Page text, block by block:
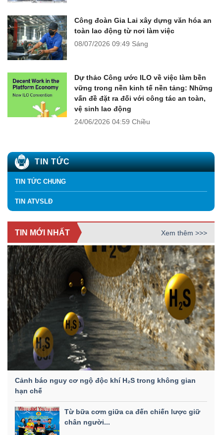
Công đoàn Gia Lai xây dựng văn hóa an
toàn lao động từ nơi làm việc
08/07/2026 09:49 Sáng
Dự thảo Công ước ILO về việc làm bền
vững trong nền kinh tế nền tảng: Những
vấn đề đặt ra đối với công tác an toàn,
vệ sinh lao động
24/06/2026 04:59 Chiều
TIN TỨC
TIN TỨC CHUNG
TIN ATVSLĐ
TIN MỚI NHẤT Xem thêm >>>
Cảnh báo nguy cơ ngộ độc khí H₂S trong không gian
hạn chế
Từ bữa cơm giữa ca đến chiến lược giữ
chân người...